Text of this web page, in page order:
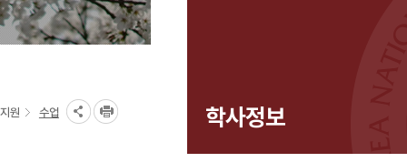
학사정보
원 수업